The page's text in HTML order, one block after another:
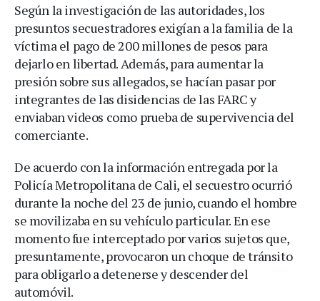
Según la investigación de las autoridades, los
presuntos secuestradores exigían a la familia de la
víctima el pago de 200 millones de pesos para
dejarlo en libertad. Además, para aumentar la
presión sobre sus allegados, se hacían pasar por
integrantes de las disidencias de las FARC y
enviaban videos como prueba de supervivencia del
comerciante.
De acuerdo con la información entregada por la
Policía Metropolitana de Cali, el secuestro ocurrió
durante la noche del 23 de junio, cuando el hombre
se movilizaba en su vehículo particular. En ese
momento fue interceptado por varios sujetos que,
presuntamente, provocaron un choque de tránsito
para obligarlo a detenerse y descender del
automóvil.